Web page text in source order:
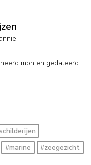
mon en gedateerd
#marine #zeegezicht